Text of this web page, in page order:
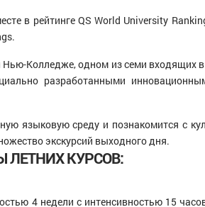
в рейтинге QS World University
Колледже, одном из семи входящих
разработанными
языковую среду и познакомится с
экскурсий выходного дня.
КУРСОВ:
4 недели с интенсивностью 15